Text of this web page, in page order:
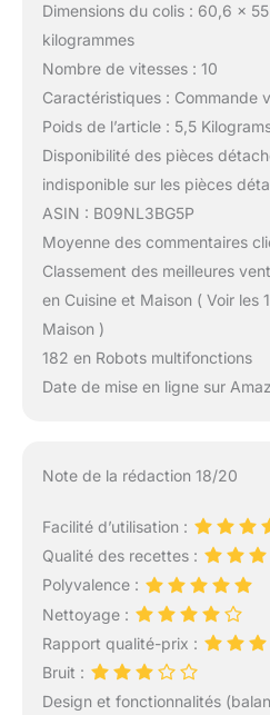
Dimensions du colis : 60,6 x
kilogrammes
Nombre de vitesses : 10
Caractéristiques : Commande
Poids de l’article : 5,5
Disponibilité des pièces
indisponible sur les pièces
ASIN : B09NL3BG5P
Moyenne des commentaires
Classement des meilleures
en Cuisine et Maison ( Voir les
Maison )
182 en Robots multifonctions
Date de mise en ligne sur
Note de la rédaction 18/20
Facilité d’utilisation :
Qualité des recettes :
Polyvalence :
Nettoyage :
Rapport qualité-prix :
Bruit :
Design et fonctionnalités